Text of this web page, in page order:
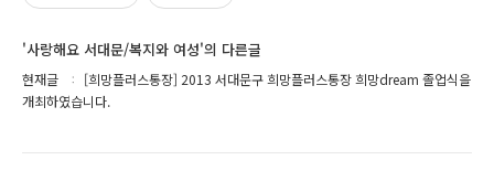
'사랑해요 서대문/복지와 여성'의 다른글
현재글
[희망플러스통장] 2013 서대문구 희망플러스통장 희망dream 졸업식을
개최하였습니다.